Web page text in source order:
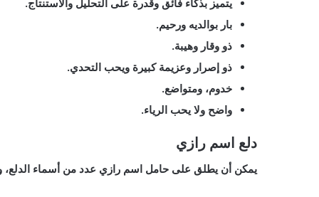
يتميز بذكاء فائق وقدرة على التحليل والاستنتاج.
بار بوالديه ورحيم.
ذو وقار وهيبة.
ذو إصرار وعزيمة كبيرة ويحب التحدي.
خدوم، ومتواضع.
واضح ولا يحب الرياء.
دلع اسم رازي
يمكن أن يطلق على حامل اسم رازي عدد من أسماء الدلع،